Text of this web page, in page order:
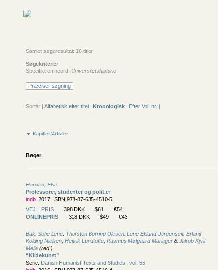
Samlet søgeresultat: 16 titler
Søgekriterier
Specifikt emneord: Universitetshistorie
Præcisér søgning
Sortér | Alfabetisk efter titel | Kronologisk | Efter Vol. nr. |
▼ Kapitler/Artikler
Bøger
Hansen, Else
Professorer, studenter og polit.er
indb , 2017, ISBN 978-87-635-4510-5
VEJL. PRIS
398 DKK $61
€54
ONLINEPRIS
318 DKK $49 €43
Bak, Sofie Lene Thorsten Borring Olesen Lene Eklund-Jürgensen Erland
Kolding Nielsen Henrik Lundtofte Rasmus Mølgaard Mariager & Jakob Kyril
Meile (red.)
“Kildekunst”
Serie: Danish Humanist Texts and Studies , vol. 55